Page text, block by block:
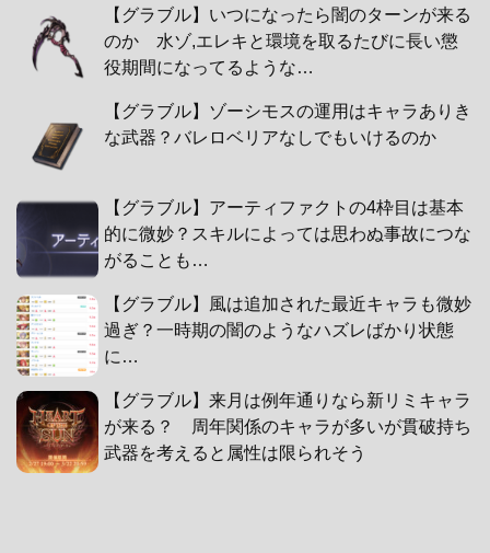
【グラブル】いつになったら闇のターンが来る
のか 水ゾ,エレキと環境を取るたびに長い懲
役期間になってるような…
【グラブル】ゾーシモスの運用はキャラありき
な武器？バレロベリアなしでもいけるのか
【グラブル】アーティファクトの4枠目は基本
的に微妙？スキルによっては思わぬ事故につな
がることも…
【グラブル】風は追加された最近キャラも微妙
過ぎ？一時期の闇のようなハズレばかり状態
に…
【グラブル】来月は例年通りなら新リミキャラ
が来る？ 周年関係のキャラが多いが貫破持ち
武器を考えると属性は限られそう